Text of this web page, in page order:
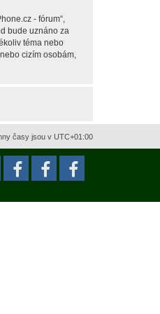
- fórum“,
bude uznáno za
téma nebo
cizím osobám,
časy jsou v UTC+01:00